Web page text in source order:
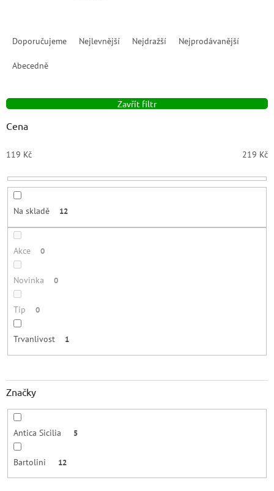
p
r
o
d
u
k
t
Doporučujeme Nejlevnější Nejdražší Nejprodávanější
Abecedně
Zavřít filtr
Cena
119 Kč 219 Kč
Na skladě 12
Akce 0
Novinka 0
Tip 0
Trvanlivost 1
Značky
Antica Sicilia 5
Bartolini 12